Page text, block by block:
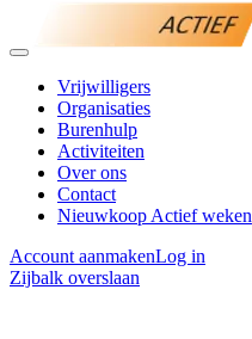
Vrijwilligers
Organisaties
Burenhulp
Activiteiten
Over ons
Contact
Nieuwkoop Actief weken
Account aanmakenLog in
Zijbalk overslaan